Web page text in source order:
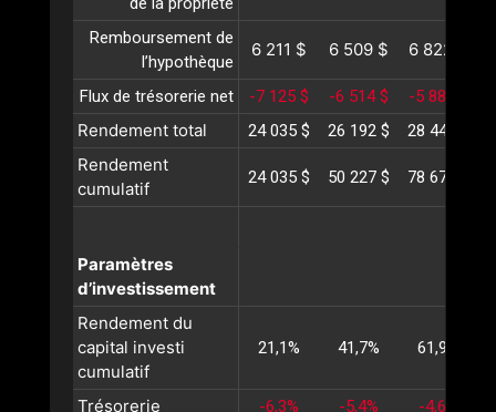
Remboursement de
l’hypothèque
6 211 $ 6 509 $ 6 822 $
Flux de trésorerie net -7 125 $ -6 514 $ -5 884 $
Rendement total 24 035 $ 26 192 $ 28 445 $
Rendement
cumulatif
24 035 $ 50 227 $ 78 673 $
Paramètres
d’investissement
Rendement du
capital investi
cumulatif
21,1% 41,7% 61,9%
Trésorerie -6,3% -5,4% -4,6%